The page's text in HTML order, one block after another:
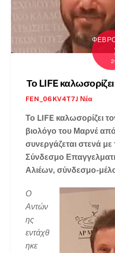
Το LIFE
FEN_06KV4T7J Νέα
Το LIFE καλωσορίζει
βιολόγο του Μαρνέ
συνεργάζεται στενά
Σύνδεσμο
Αλιέων, σύνδεσμο-
Ο
Αντών
ης
εντάχθ
ηκε